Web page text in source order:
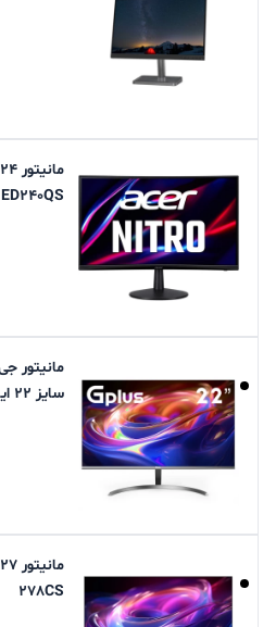
ED240QS با 18 ماه گارانتی
سایز 22 اینچ
278CS